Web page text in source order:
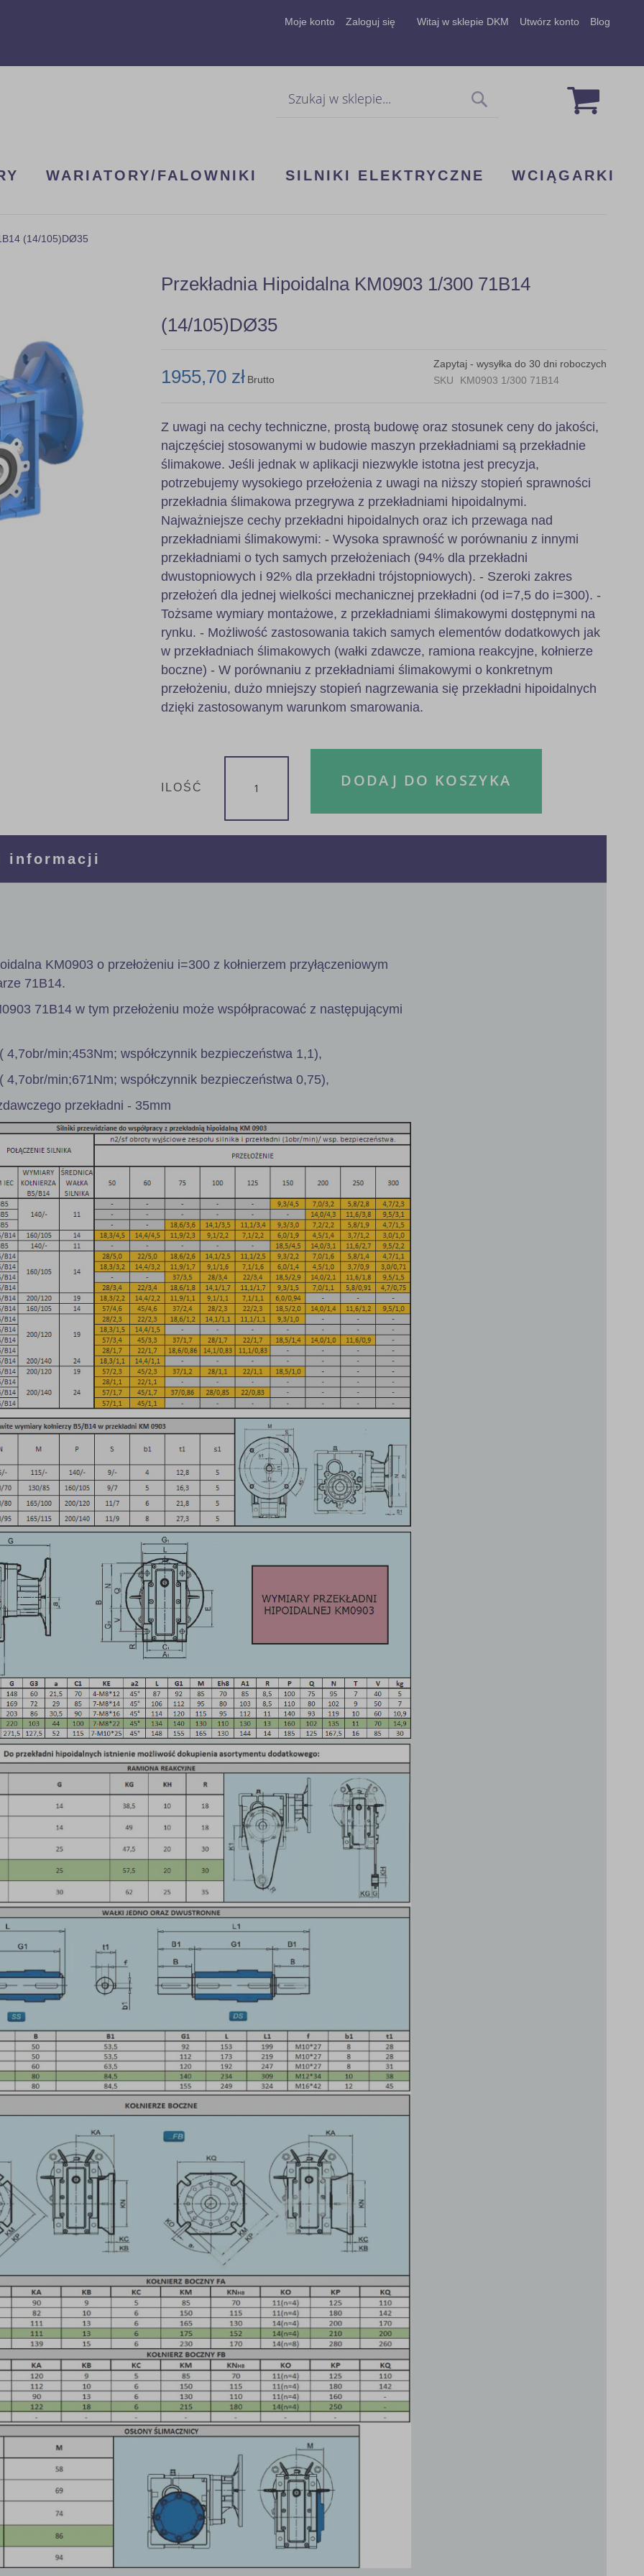
Moje konto Zaloguj się Witaj w sklepie DKM Utwórz konto Blog
Mój
WARIATORY/FALOWNIKI SILNIKI ELEKTRYCZNE WCIĄGARKI
(14/105)DØ35
Przekładnia Hipoidalna KM0903 1/300 71B14
(14/105)DØ35
Zapytaj - wysyłka do 30 dni roboczych
SKU
KM0903 1/300 71B14
1955,70 zł Brutto
Z uwagi na cechy techniczne, prostą budowę oraz stosunek ceny do jakości,
najczęściej stosowanymi w budowie maszyn przekładniami są przekładnie
ślimakowe. Jeśli jednak w aplikacji niezwykle istotna jest precyzja,
potrzebujemy wysokiego przełożenia z uwagi na niższy stopień sprawności
przekładnia ślimakowa przegrywa z przekładniami hipoidalnymi.
Najważniejsze cechy przekładni hipoidalnych oraz ich przewaga nad
przekładniami ślimakowymi: - Wysoka sprawność w porównaniu z innymi
przekładniami o tych samych przełożeniach (94% dla przekładni
dwustopniowych i 92% dla przekładni trójstopniowych). - Szeroki zakres
przełożeń dla jednej wielkości mechanicznej przekładni (od i=7,5 do i=300). -
Tożsame wymiary montażowe, z przekładniami ślimakowymi dostępnymi na
rynku. - Możliwość zastosowania takich samych elementów dodatkowych jak
w przekładniach ślimakowych (wałki zdawcze, ramiona reakcyjne, kołnierze
boczne) - W porównaniu z przekładniami ślimakowymi o konkretnym
przełożeniu, dużo mniejszy stopień nagrzewania się przekładni hipoidalnych
dzięki zastosowanym warunkom smarowania.
ILOŚĆ DODAJ DO KOSZYKA
KM0903 o przełożeniu i=300 z kołnierzem przyłączeniowym
71B14.
71B14 w tym przełożeniu może współpracować z następującymi
4,7obr/min;453Nm; współczynnik bezpieczeństwa 1,1),
4,7obr/min;671Nm; współczynnik bezpieczeństwa 0,75),
przekładni - 35mm
informacji